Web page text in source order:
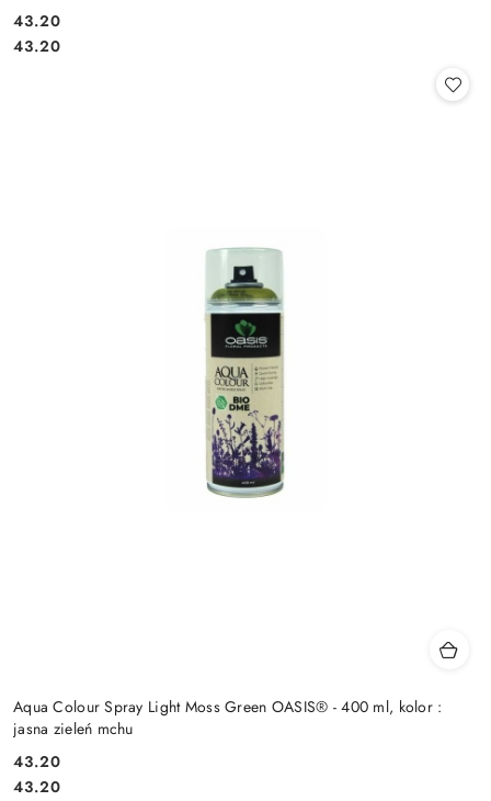
Cena:
43.20
Cena:
43.20
Aqua Colour Spray Light Moss Green OASIS® - 400 ml, kolor :
jasna zieleń mchu
Cena:
43.20
Cena:
43.20